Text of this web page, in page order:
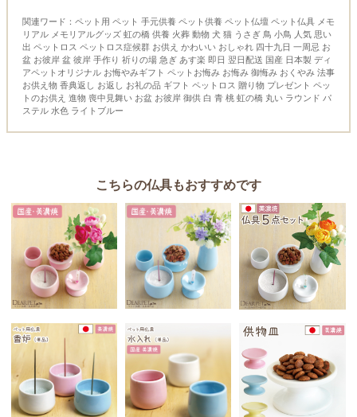
関連ワード：ペット用 ペット 手元供養 ペット供養 ペット仏壇 ペット仏具 メモ
リアル メモリアルグッズ 虹の橋 供養 火葬 動物 犬 猫 うさぎ 鳥 小鳥 人気 思い
出 ペットロス ペットロス症候群 お供え かわいい おしゃれ 四十九日 一周忌 お
盆 お彼岸 盆 彼岸 手作り 祈りの場 急ぎ あす楽 即日 翌日配送 国産 日本製 ディ
アペットオリジナル お悔やみギフト ペットお悔み お悔み 御悔み おくやみ 法事
お供え物 香典返し お返し お礼の品 ギフト ペットロス 贈り物 プレゼント ペッ
トのお供え 進物 喪中見舞い お盆 お彼岸 御供 白 青 桃 虹の橋 丸い ラウンド パ
ステル 水色 ライトブルー
こちらの仏具もおすすめです